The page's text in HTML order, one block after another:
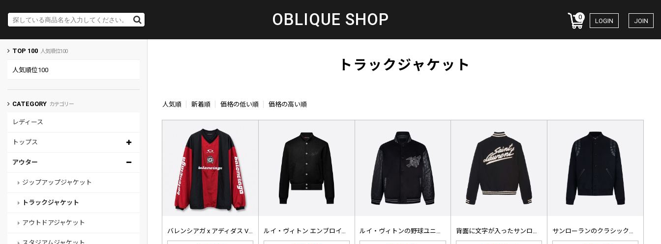
OBLIQUE SHOP 0
LOGIN JOIN
TOP 100 人気順位100
人気順位100
CATEGORY カテゴリー
レディース
トップス
アウター
ジップアップジャケット
トラックジャケット
アウトドアジャケット
トラックジャケット
人気順 新着順 価格の低い順 価格の高い順
バレンシアガ x アディダス Vネッ… ルイ・ヴィトン エンブロイダリーレタ…